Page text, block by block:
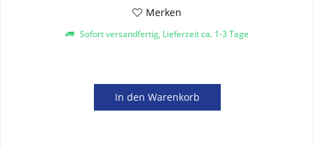
Merken
Sofort versandfertig, Lieferzeit ca. 1-3 Tage
In den Warenkorb